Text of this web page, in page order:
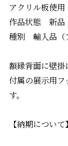
アクリル板使用
作品状態 新品
種別 輸入品（
額縁背面に壁掛
付属の展示用フ
す。
【納期について】